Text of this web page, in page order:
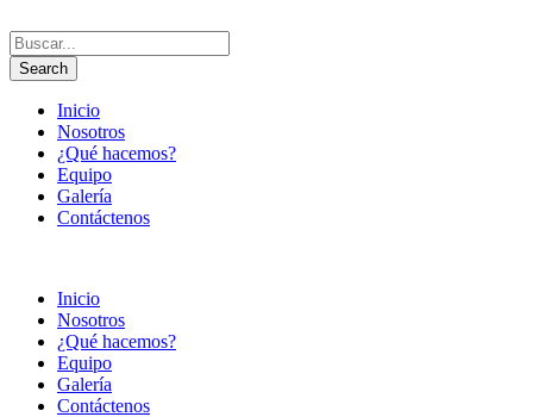
Inicio
Nosotros
¿Qué hacemos?
Equipo
Galería
Contáctenos
Inicio
Nosotros
¿Qué hacemos?
Equipo
Galería
Contáctenos